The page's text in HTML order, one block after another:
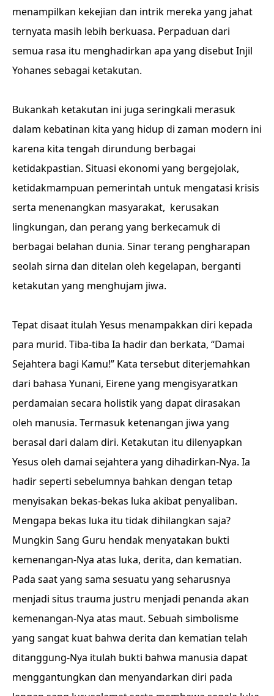
menampilkan kekejian dan intrik mereka yang jahat
ternyata masih lebih berkuasa. Perpaduan dari
semua rasa itu menghadirkan apa yang disebut Injil
Yohanes sebagai ketakutan.
Bukankah ketakutan ini juga seringkali merasuk
dalam kebatinan kita yang hidup di zaman modern ini
karena kita tengah dirundung berbagai
ketidakpastian. Situasi ekonomi yang bergejolak,
ketidakmampuan pemerintah untuk mengatasi krisis
serta menenangkan masyarakat, kerusakan
lingkungan, dan perang yang berkecamuk di
berbagai belahan dunia. Sinar terang pengharapan
seolah sirna dan ditelan oleh kegelapan, berganti
ketakutan yang menghujam jiwa.
Tepat disaat itulah Yesus menampakkan diri kepada
para murid. Tiba-tiba Ia hadir dan berkata, “Damai
Sejahtera bagi Kamu!” Kata tersebut diterjemahkan
dari bahasa Yunani, Eirene yang mengisyaratkan
perdamaian secara holistik yang dapat dirasakan
oleh manusia. Termasuk ketenangan jiwa yang
berasal dari dalam diri. Ketakutan itu dilenyapkan
Yesus oleh damai sejahtera yang dihadirkan-Nya. Ia
hadir seperti sebelumnya bahkan dengan tetap
menyisakan bekas-bekas luka akibat penyaliban.
Mengapa bekas luka itu tidak dihilangkan saja?
Mungkin Sang Guru hendak menyatakan bukti
kemenangan-Nya atas luka, derita, dan kematian.
Pada saat yang sama sesuatu yang seharusnya
menjadi situs trauma justru menjadi penanda akan
kemenangan-Nya atas maut. Sebuah simbolisme
yang sangat kuat bahwa derita dan kematian telah
ditanggung-Nya itulah bukti bahwa manusia dapat
menggantungkan dan menyandarkan diri pada